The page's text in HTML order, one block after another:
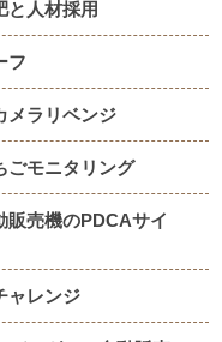
と人材採用
フ
メラリベンジ
ごモニタリング
販売機のPDCAサイ
ャレンジ